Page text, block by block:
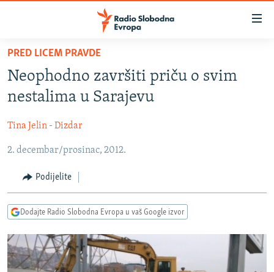
Pređite
glavni
sadržaj
na
navigaciju
Pređite
pretragu
BOSNA I HERCEGOVINA
KOSOVO
CRNA GORA
VIZUELNO
FOTOGALERIJE
INFOGRAFIKE
PODCASTI
RAT U UKRAJINI
KINA NA BALKANU
RSE PRIČE IZ SVIJETA
PRED LICEM PRAVDE
Neophodno završiti priču o svim
nestalima u Sarajevu
Tina Jelin - Dizdar
2. decembar/prosinac, 2012.
Podijelite
Dodajte Radio Slobodna Evropa u vaš Google izvor